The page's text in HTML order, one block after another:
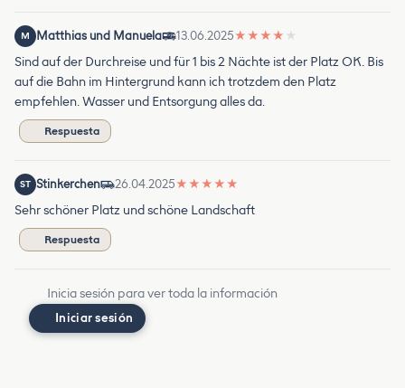
M Matthias und Manuela 13.06.2025★ ★ ★ ★ ★
Sind auf der Durchreise und für 1 bis 2 Nächte ist der Platz OK. Bis
auf die Bahn im Hintergrund kann ich trotzdem den Platz
empfehlen. Wasser und Entsorgung alles da.
Respuesta
ST Stinkerchen 26.04.2025★ ★ ★ ★ ★
Sehr schöner Platz und schöne Landschaft
Respuesta
Inicia sesión para ver toda la información
Iniciar sesión